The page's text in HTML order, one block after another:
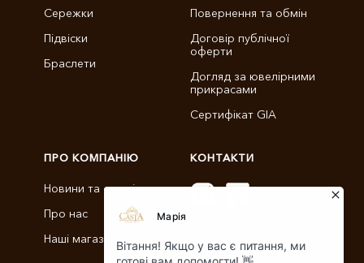
Сережки
Підвіски
Браслети
Повернення та обмін
Договір публічної
оферти
Догляд за ювелірними
прикрасами
Сертифікат GIA
ПРО КОМПАНІЮ
Новини та статті
Про нас
Наші магазини
КОНТАКТИ
+38 (096) 900-11-22